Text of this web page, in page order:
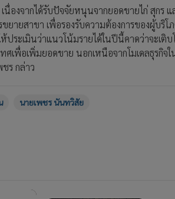
นื่องจากได้รับปัจจัยหนุนจากยอดขายไก่ สุกร
ายสาขา เพื่อรองรับความต้องการของผู้บริโ
ระเมินว่าแนวโน้มรายได้ในปีนี้คาดว่าจะเติ
เพื่อเพิ่มยอดขาย นอกเหนือจากโมเดลธุรกิจ
ร กล่าว
นายเพชร นันทวิสัย